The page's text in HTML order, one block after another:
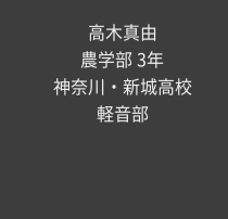
高木真由
農学部 3年
神奈川・新城高校
軽音部